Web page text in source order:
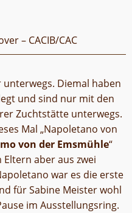
– CACIB/CAC
Diemal haben
und sind nur mit den
Zuchtstätte unterwegs.
Mal „Napoletano von
von der Emsmühle“
aber aus zwei
war es die erste
für Sabine Meister wohl
im Ausstellungsring.